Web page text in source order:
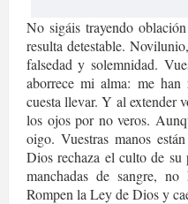
No sigáis trayendo
resulta detestable.
falsedad y solemnidad.
aborrece mi alma: me han
cuesta llevar. Y al extender
los ojos por no veros.
oigo. Vuestras manos
Dios rechaza el culto de su
manchadas de sangre,
Rompen la Ley de Dios y